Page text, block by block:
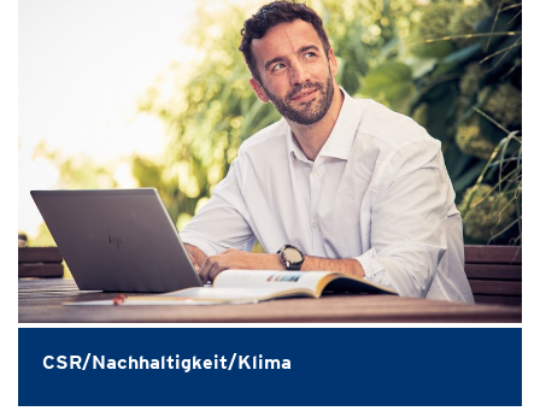
CSR/Nachhaltigkeit/Klima